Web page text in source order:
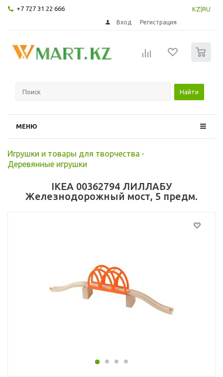
+7 727 31 22 666 KZ RU
Вход Регистрация
Найти
МЕНЮ
Игрушки и товары для творчества -
Деревянные игрушки
IKEA 00362794 ЛИЛЛАБУ
Железнодорожный мост, 5 предм.